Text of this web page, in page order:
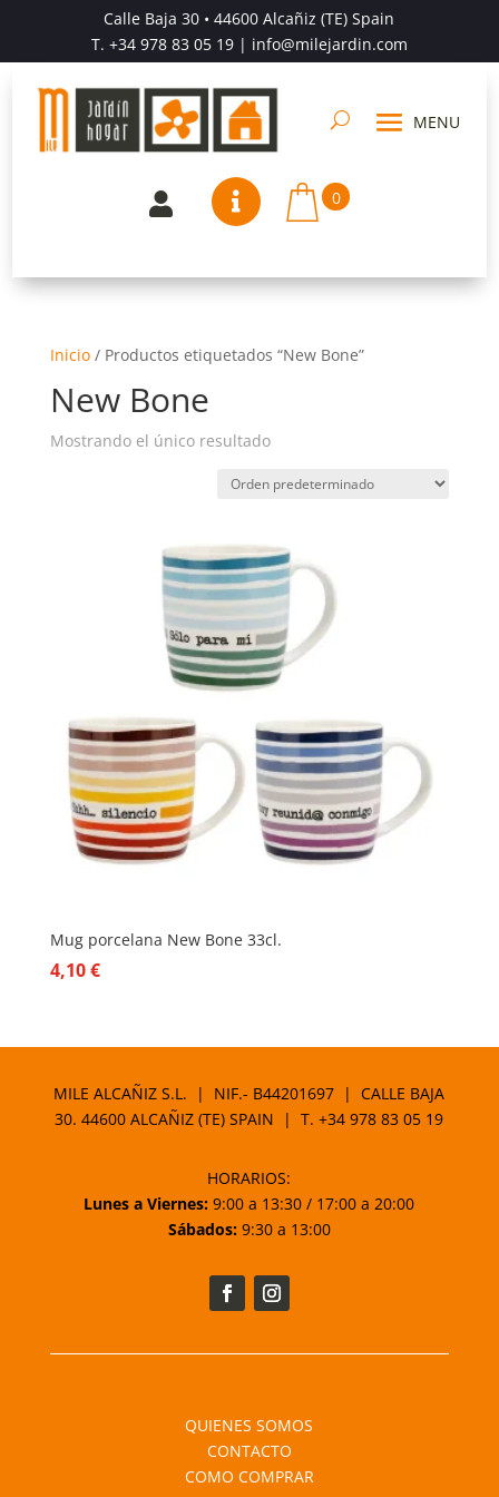
Calle Baja 30 • 44600 Alcañiz (TE) Spain
T. +34 978 83 05 19| info@milejardin.com
  0
Inicio/ Productos etiquetados “New Bone”
New Bone
Mostrando el único resultado
Mug porcelana New Bone 33cl.
4,10€
MILE ALCAÑIZ S.L. | NIF.- B44201697 | CALLE BAJA
30. 44600 ALCAÑIZ (TE) SPAIN | T.+34 978 83 05 19
HORARIOS:
Lunes a Viernes: 9:00 a 13:30 / 17:00 a 20:00
Sábados:9:30 a 13:00
QUIENES SOMOS
CONTACTO
COMO COMPRAR